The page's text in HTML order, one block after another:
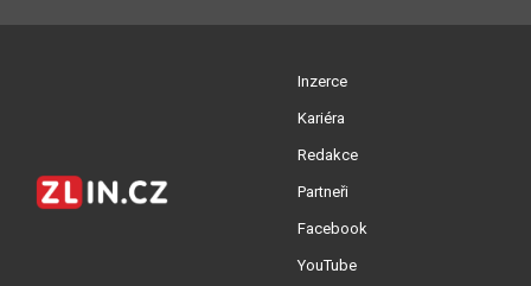
Inzerce
Kariéra
Redakce
Partneři
Facebook
YouTube